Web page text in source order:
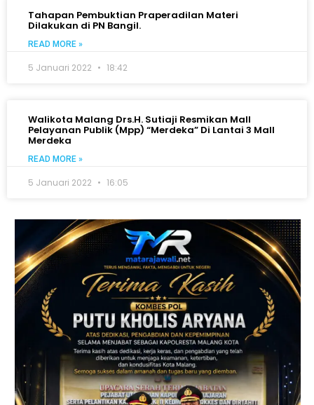
Tahapan Pembuktian Praperadilan Materi
Dilakukan di PN Bangil.
READ MORE »
5 Januari 2022 18:42
Walikota Malang Drs.H. Sutiaji Resmikan Mall
Pelayanan Publik (Mpp) “Merdeka” Di Lantai 3 Mall
Merdeka
READ MORE »
5 Januari 2022 16:05